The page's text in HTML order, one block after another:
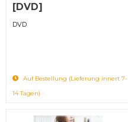
[DVD]
DVD
Auf Bestellung (Lieferung innert 7-
14 Tagen)